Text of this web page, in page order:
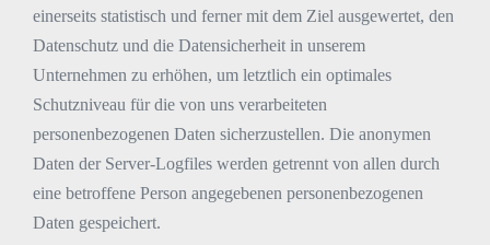
einerseits statistisch und ferner mit dem Ziel ausgewertet, den
Datenschutz und die Datensicherheit in unserem
Unternehmen zu erhöhen, um letztlich ein optimales
Schutzniveau für die von uns verarbeiteten
personenbezogenen Daten sicherzustellen. Die anonymen
Daten der Server-Logfiles werden getrennt von allen durch
eine betroffene Person angegebenen personenbezogenen
Daten gespeichert.